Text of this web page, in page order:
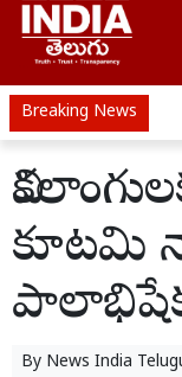
Breaking News
కూటమి
By News India